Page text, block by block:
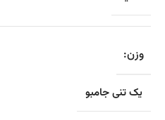
وزن:
یک تنی جامبو